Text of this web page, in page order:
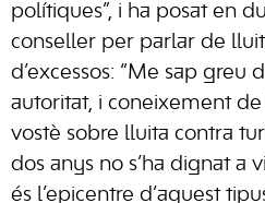
polítiques”, i ha posat en
conseller per parlar de
d’excessos: “Me sap greu
autoritat, i coneixement
vostè sobre lluita contra
dos anys no s’ha dignat a
és l’epicentre d’aquest